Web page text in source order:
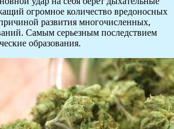
огромное количество вредоносных
развития многочисленных,
Самым серьезным последствием
образования.